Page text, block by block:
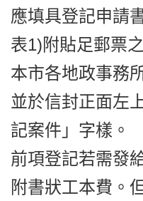
應填具登記申請
表1)附貼足郵票
本市各地政事務
並於信封正面左
記案件」字樣。
前項登記若需發
附書狀工本費。